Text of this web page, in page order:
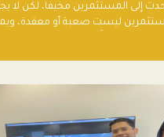
إلى المستثمرين مخيفًا، لكن لا
ليست صعبة أو معقدة،